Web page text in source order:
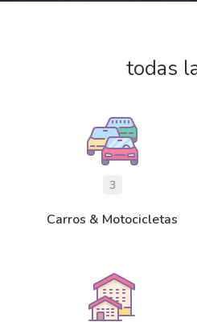
todas
3
Carros & Motocicletas